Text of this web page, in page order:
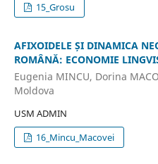
15_Grosu
AFIXOIDELE ȘI DINAMICA
ROMÂNĂ: ECONOMIE
Eugenia MINCU, Dorina
Moldova
USM ADMIN
16_Mincu_Macovei